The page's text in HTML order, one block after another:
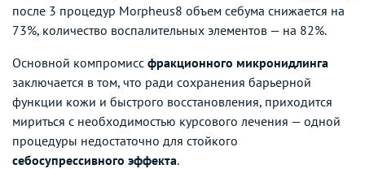
после 3 процедур Morpheus8 объем себума снижается на
73%, количество воспалительных элементов — на 82%.
Основной компромисс фракционного микронидлинга
заключается в том, что ради сохранения барьерной
функции кожи и быстрого восстановления, приходится
мириться с необходимостью курсового лечения — одной
процедуры недостаточно для стойкого
себосупрессивного эффекта.